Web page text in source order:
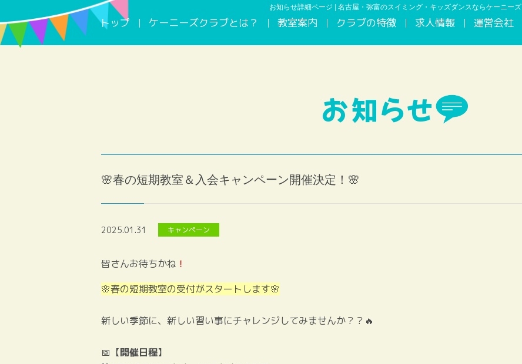
お知らせ詳細ページ | 名古屋・弥富のスイミング・キッズダンスならケーニーズ
トップ ケーニーズクラブとは？ 教室案内 クラブの特徴 求人情報 運営会社
お知らせ
🌸春の短期教室＆入会キャンペーン開催決定！🌸
2025.01.31 キャンペーン
皆さんお待ちかね ！
🌸春の短期教室の受付がスタートします🌸
新しい季節に、新しい習い事にチャレンジしてみませんか？？🔥
📅【開催日程】